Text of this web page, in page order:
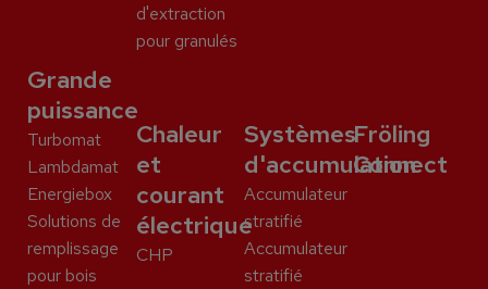
d'extraction
pour granulés
Grande
puissance
Turbomat
Lambdamat
Energiebox
Solutions de
remplissage
pour bois
Chaleur
et
courant
électrique
CHP
Systèmes
d'accumulation
Accumulateur
stratifié
Accumulateur
stratifié
Fröling
Connect